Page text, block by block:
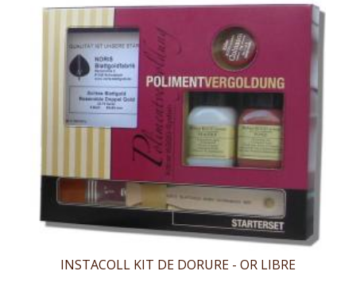
INSTACOLL KIT DE DORURE - OR LIBRE